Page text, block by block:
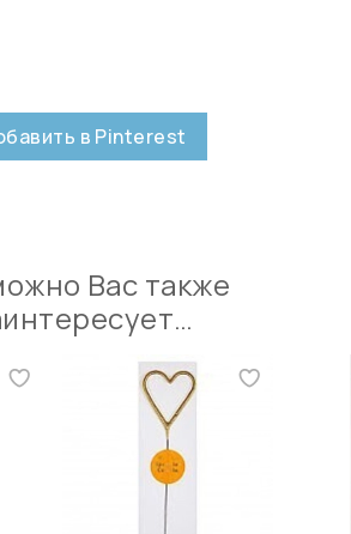
в Pinterest
Вас также